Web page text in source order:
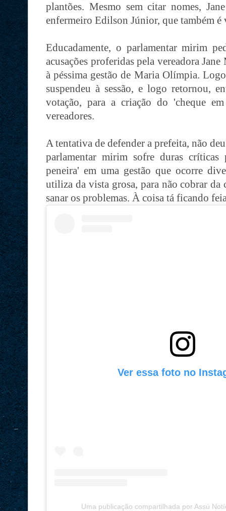
plantões. Mesmo sem citar nomes,
enfermeiro Edilson Júnior, que também é
Educadamente, o parlamentar mirim
acusações proferidas pela vereadora
à péssima gestão de Maria Olímpia.
suspendeu à sessão, e logo retornou,
votação, para a criação do 'cheque
vereadores.
A tentativa de defender a prefeita, não
parlamentar mirim sofre duras
peneira' em uma gestão que ocorre
utiliza da vista grosa, para não cobrar da
sanar os problemas. À coisa tá ficando
Ver essa foto no
Uma publicação compartilhada por Assú